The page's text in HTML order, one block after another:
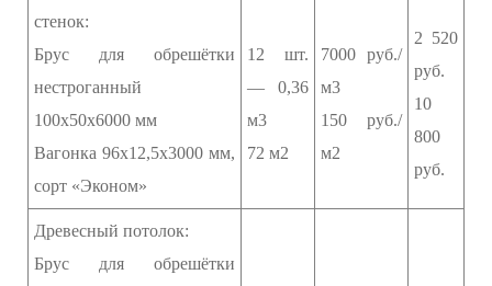
стенок:
Брус для обрешётки
нестроганный
100х50х6000 мм
Вагонка 96х12,5х3000 мм,
сорт «Эконом»
12 шт.
— 0,36
м3
72 м2
7000 руб./
м3
150 руб./
м2
2 520
руб.
10
800
руб.
Древесный потолок:
Брус для обрешётки